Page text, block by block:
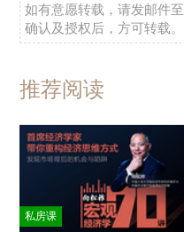
如有意愿转载，请发邮件至
确认及授权后，方可转载。
推荐阅读
私房课